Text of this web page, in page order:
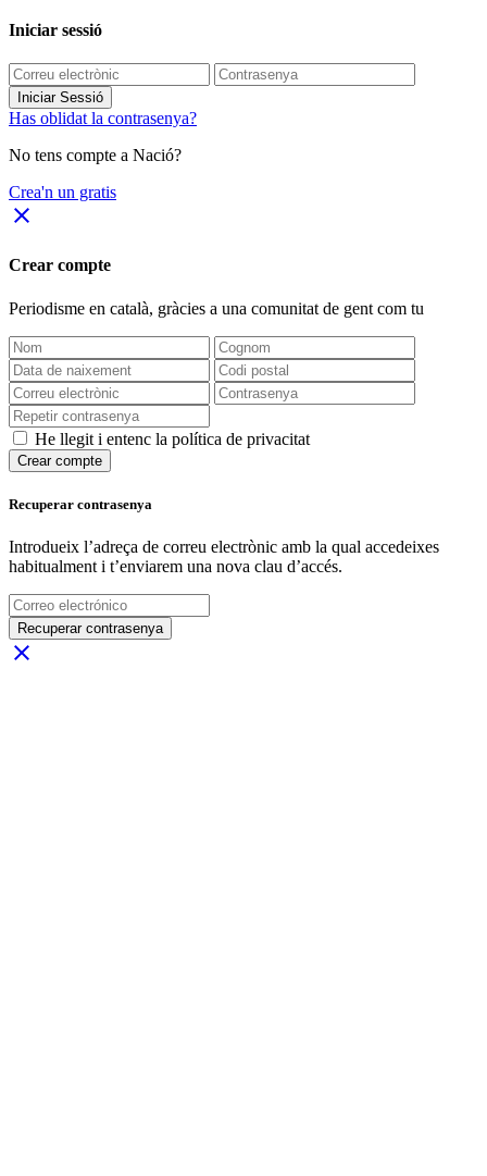
Iniciar sessió
Iniciar Sessió
Has oblidat la contrasenya?
No tens compte a Nació?
Crea'n un gratis
close
Crear compte
Periodisme en català, gràcies a una comunitat de gent com tu
He llegit i entenc la política de privacitat
Crear compte
Recuperar contrasenya
Introdueix l’adreça de correu electrònic amb la qual accedeixes
habitualment i t’enviarem una nova clau d’accés.
Recuperar contrasenya
close